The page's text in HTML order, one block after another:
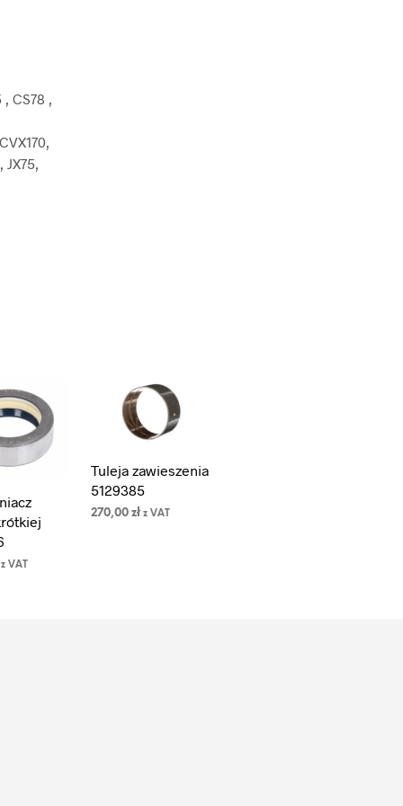
, CS78 ,
JX75,
z VAT
Tuleja zawieszenia
5129385
270,00zł z VAT